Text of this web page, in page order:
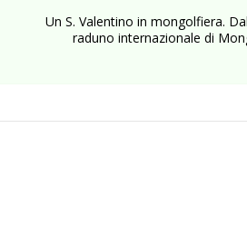
Un S. Valentino in mongolfiera.
raduno internazionale di